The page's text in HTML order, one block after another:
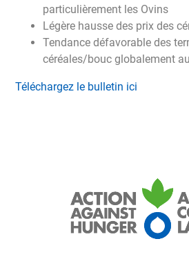
particulièrement les Ovins
Légère hausse des prix des
Tendance défavorable des
céréales/bouc globalement
Téléchargez le bulletin ici